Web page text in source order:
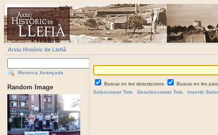
Arxiu Històric de Llefià
Recerca Avançada
Random Image Buscar en les descripcions
Buscar en les
Seleccionar Tots
Deseleccionar Tots Invertir